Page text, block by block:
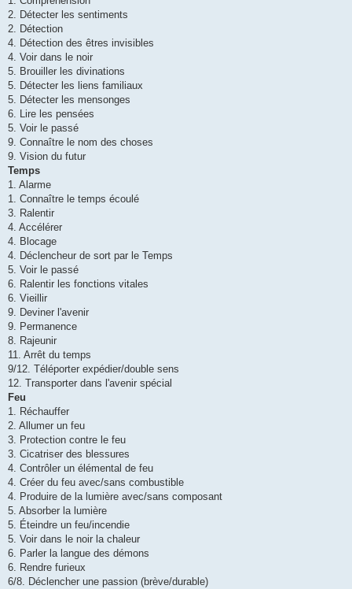
2. Détecter les sentiments
2. Détection
4. Détection des êtres invisibles
4. Voir dans le noir
5. Brouiller les divinations
5. Détecter les liens familiaux
5. Détecter les mensonges
6. Lire les pensées
5. Voir le passé
9. Connaître le nom des choses
9. Vision du futur
Temps
1. Alarme
1. Connaître le temps écoulé
3. Ralentir
4. Accélérer
4. Blocage
4. Déclencheur de sort par le Temps
5. Voir le passé
6. Ralentir les fonctions vitales
6. Vieillir
9. Deviner l'avenir
9. Permanence
8. Rajeunir
11. Arrêt du temps
9/12. Téléporter expédier/double sens
12. Transporter dans l'avenir spécial
Feu
1. Réchauffer
2. Allumer un feu
3. Protection contre le feu
3. Cicatriser des blessures
4. Contrôler un élémental de feu
4. Créer du feu avec/sans combustible
4. Produire de la lumière avec/sans composant
5. Absorber la lumière
5. Éteindre un feu/incendie
5. Voir dans le noir la chaleur
6. Parler la langue des démons
6. Rendre furieux
6/8. Déclencher une passion (brève/durable)